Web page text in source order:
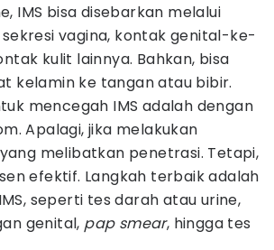
IMS bisa disebarkan melalui
vagina, kontak genital-ke-
kulit lainnya. Bahkan, bisa
kelamin ke tangan atau bibir.
mencegah IMS adalah dengan
Apalagi, jika melakukan
melibatkan penetrasi. Tetapi,
efektif. Langkah terbaik adalah
seperti tes darah atau urine,
genital, pap smear, hingga tes